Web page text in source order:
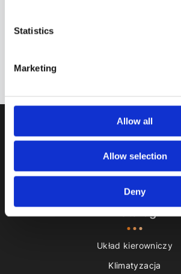
Statistics
Marketing
Allow all
Allow selection
Deny
Proszę zwrócić uwagę na naszą
Zostaw recenzję
Katalog
Układ kierowniczy
Klimatyzacja